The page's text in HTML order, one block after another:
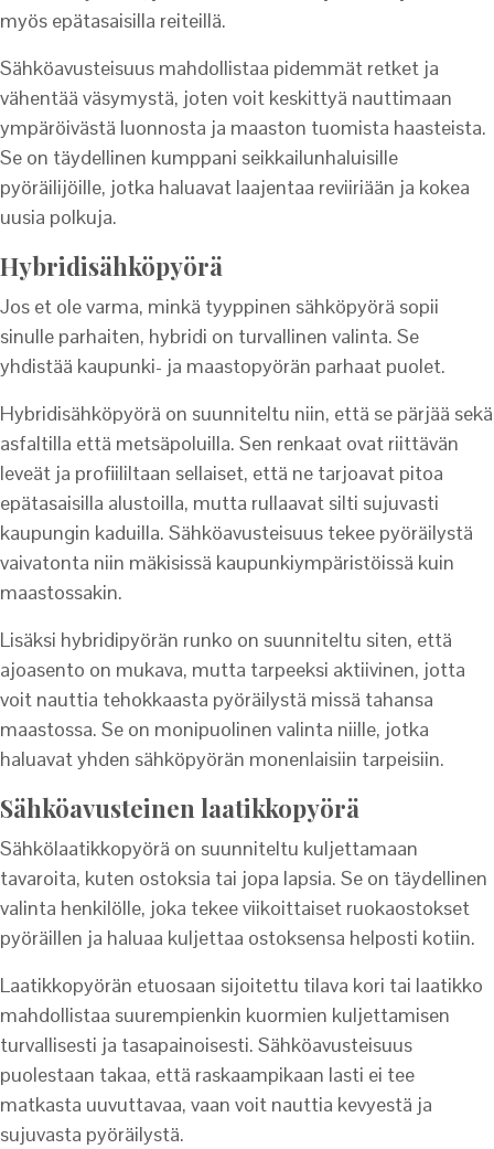
myös epätasaisilla reiteillä.
Sähköavusteisuus mahdollistaa pidemmät retket ja
vähentää väsymystä, joten voit keskittyä nauttimaan
ympäröivästä luonnosta ja maaston tuomista haasteista.
Se on täydellinen kumppani seikkailunhaluisille
pyöräilijöille, jotka haluavat laajentaa reviiriään ja kokea
uusia polkuja.
Hybridisähköpyörä
Jos et ole varma, minkä tyyppinen sähköpyörä sopii
sinulle parhaiten, hybridi on turvallinen valinta. Se
yhdistää kaupunki- ja maastopyörän parhaat puolet.
Hybridisähköpyörä on suunniteltu niin, että se pärjää sekä
asfaltilla että metsäpoluilla. Sen renkaat ovat riittävän
leveät ja profiililtaan sellaiset, että ne tarjoavat pitoa
epätasaisilla alustoilla, mutta rullaavat silti sujuvasti
kaupungin kaduilla. Sähköavusteisuus tekee pyöräilystä
vaivatonta niin mäkisissä kaupunkiympäristöissä kuin
maastossakin.
Lisäksi hybridipyörän runko on suunniteltu siten, että
ajoasento on mukava, mutta tarpeeksi aktiivinen, jotta
voit nauttia tehokkaasta pyöräilystä missä tahansa
maastossa. Se on monipuolinen valinta niille, jotka
haluavat yhden sähköpyörän monenlaisiin tarpeisiin.
Sähköavusteinen laatikkopyörä
Sähkölaatikkopyörä on suunniteltu kuljettamaan
tavaroita, kuten ostoksia tai jopa lapsia. Se on täydellinen
valinta henkilölle, joka tekee viikoittaiset ruokaostokset
pyöräillen ja haluaa kuljettaa ostoksensa helposti kotiin.
Laatikkopyörän etuosaan sijoitettu tilava kori tai laatikko
mahdollistaa suurempienkin kuormien kuljettamisen
turvallisesti ja tasapainoisesti. Sähköavusteisuus
puolestaan takaa, että raskaampikaan lasti ei tee
matkasta uuvuttavaa, vaan voit nauttia kevyestä ja
sujuvasta pyöräilystä.